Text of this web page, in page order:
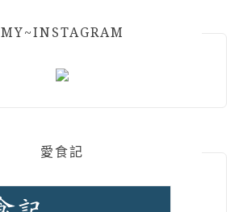
MY~INSTAGRAM
愛食記